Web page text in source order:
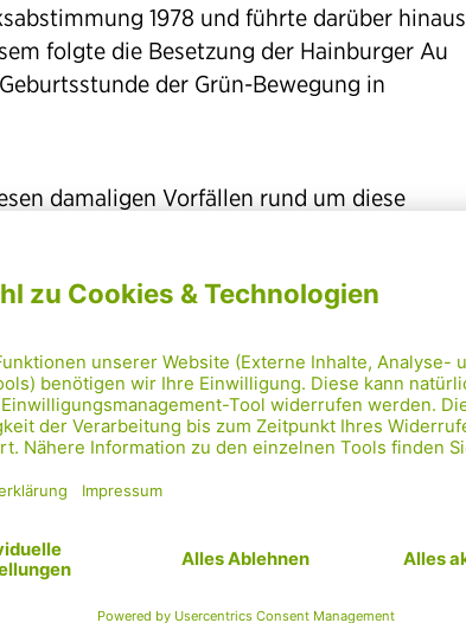
1978 und führte darüber hinaus
folgte die Besetzung der Hainburger Au
der Grün-Bewegung in
damaligen Vorfällen rund um diese
wissen wir somit, dass es sowohl
an Versagen und Vertuschen war. Die
völlig verheimlicht. Beispielsweise
km entfernten Kiew plangemäß
den Straßen.
die Auswirkungen nicht im vollen
nicht zu sehr gegen Atomenergie
Umstand ist. In Österreich herrschte
in der Ablehnung der Atomkraft und seit